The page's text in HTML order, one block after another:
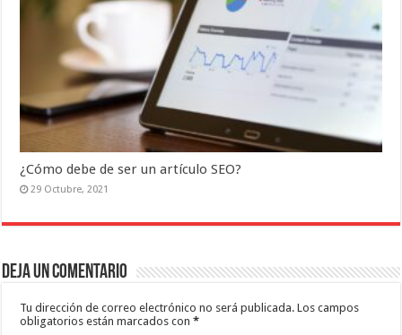
¿Cómo debe de ser un artículo SEO?
29 Octubre, 2021
Deja un comentario
Tu dirección de correo electrónico no será publicada. Los campos
obligatorios están marcados con*